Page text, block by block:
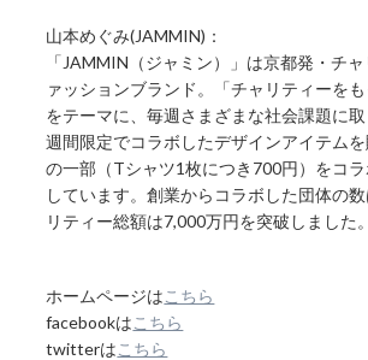
山本めぐみ(JAMMIN)：
「JAMMIN（ジャミン）」は京都発・チ
ァッションブランド。「チャリティーをも
をテーマに、毎週さまざまな社会課題に
週間限定でコラボしたデザインアイテム
の一部（Tシャツ1枚につき700円）をコ
しています。創業からコラボした団体の
リティー総額は7,000万円を突破しました。
ホームページはこちら
facebookはこちら
twitterはこちら